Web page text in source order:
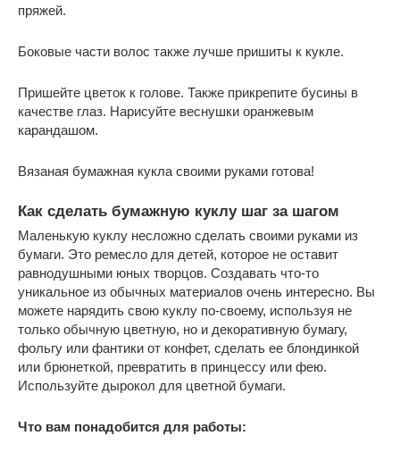
пряжей.
Боковые части волос также лучше пришиты к кукле.
Пришейте цветок к голове. Также прикрепите бусины в
качестве глаз. Нарисуйте веснушки оранжевым
карандашом.
Вязаная бумажная кукла своими руками готова!
Как сделать бумажную куклу шаг за шагом
Маленькую куклу несложно сделать своими руками из
бумаги. Это ремесло для детей, которое не оставит
равнодушными юных творцов. Создавать что-то
уникальное из обычных материалов очень интересно. Вы
можете нарядить свою куклу по-своему, используя не
только обычную цветную, но и декоративную бумагу,
фольгу или фантики от конфет, сделать ее блондинкой
или брюнеткой, превратить в принцессу или фею.
Используйте дырокол для цветной бумаги.
Что вам понадобится для работы: